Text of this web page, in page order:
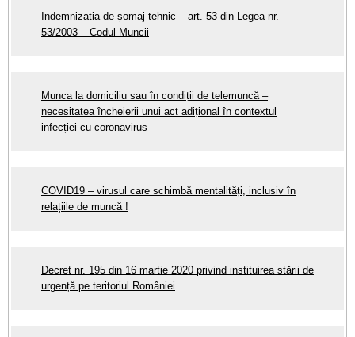
Indemnizatia de șomaj tehnic – art. 53 din Legea nr.
53/2003 – Codul Muncii
Munca la domiciliu sau în condiții de telemuncă –
necesitatea încheierii unui act adițional în contextul
infecției cu coronavirus
COVID19 – virusul care schimbă mentalități, inclusiv în
relațiile de muncă !
Decret nr. 195 din 16 martie 2020 privind instituirea stării de
urgență pe teritoriul României